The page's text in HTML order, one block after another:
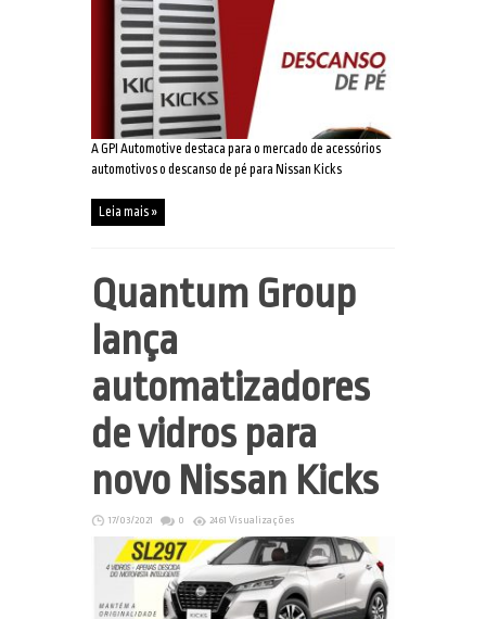
A GPI Automotive destaca para o mercado de acessórios
automotivos o descanso de pé para Nissan Kicks
Leia mais »
Quantum Group
lança
automatizadores
de vidros para
novo Nissan Kicks
17/03/2021 0 2461 Visualizações